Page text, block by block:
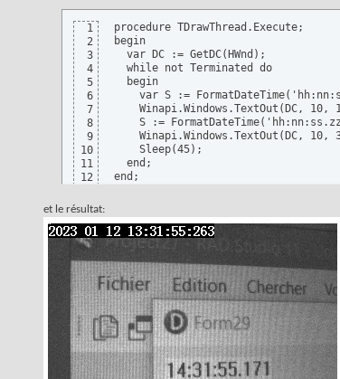
1
2
3
4
5
6
7
8
9
10
11
12
procedure TDrawThread.Execute;
begin
  var DC := GetDC(HWnd);
  while not Terminated do
  begin
var S :=
Winapi.Windows.TextOut(DC, 10,
S :=
Winapi.Windows.TextOut(DC, 10,
    Sleep(45);
  end;
end;
et le résultat: